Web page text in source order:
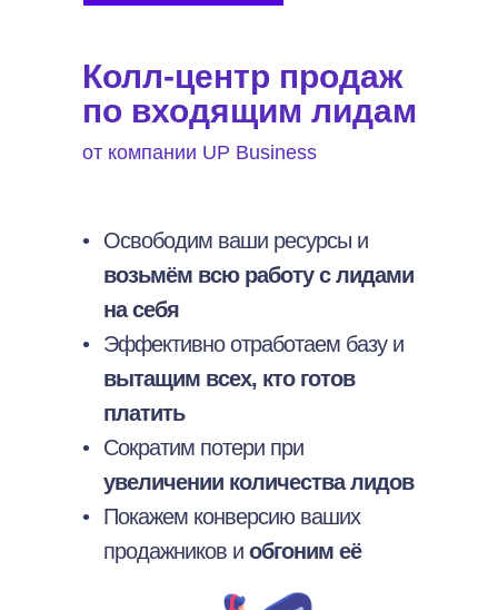
Колл-центр продаж
по входящим лидам
Освободим ваши ресурсы и
возьмём всю работу с лидами
на себя
Эффективно отработаем базу и
вытащим всех, кто готов
платить
Сократим потери при
увеличении количества лидов
Покажем конверсию ваших
продажников и обгоним её
от компании UP Business
•
•
•
•